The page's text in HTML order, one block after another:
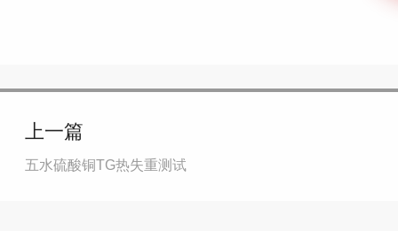
上一篇
五水硫酸铜TG热失重测试